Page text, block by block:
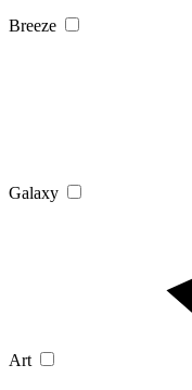
Breeze
Galaxy
Art